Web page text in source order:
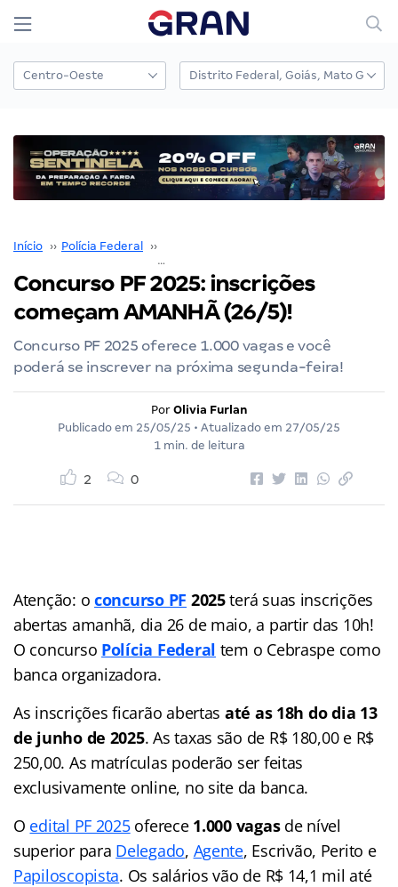
Início ›› Polícia Federal ››
Concurso PF 2025: inscrições
começam AMANHÃ (26/5)!
Concurso PF 2025 oferece 1.000 vagas e você
poderá se inscrever na próxima segunda-feira!
Por Olivia Furlan
Publicado em 25/05/25 • Atualizado em 27/05/25
1 min. de leitura
2 0
Atenção: oconcurso PF 2025terá suas inscrições
abertas amanhã, dia 26 de maio, a partir das 10h!
O concurso Polícia Federal tem o Cebraspe como
banca organizadora.
As inscrições ficarão abertas até as 18h do dia 13
de junho de 2025. As taxas são de R$ 180,00 e R$
250,00. As matrículas poderão ser feitas
exclusivamente online, no site da banca.
O edital PF 2025oferece 1.000 vagasde nível
superior para Delegado, Agente, Escrivão, Perito e
Papiloscopista. Os salários vão de R$ 14,1 mil até